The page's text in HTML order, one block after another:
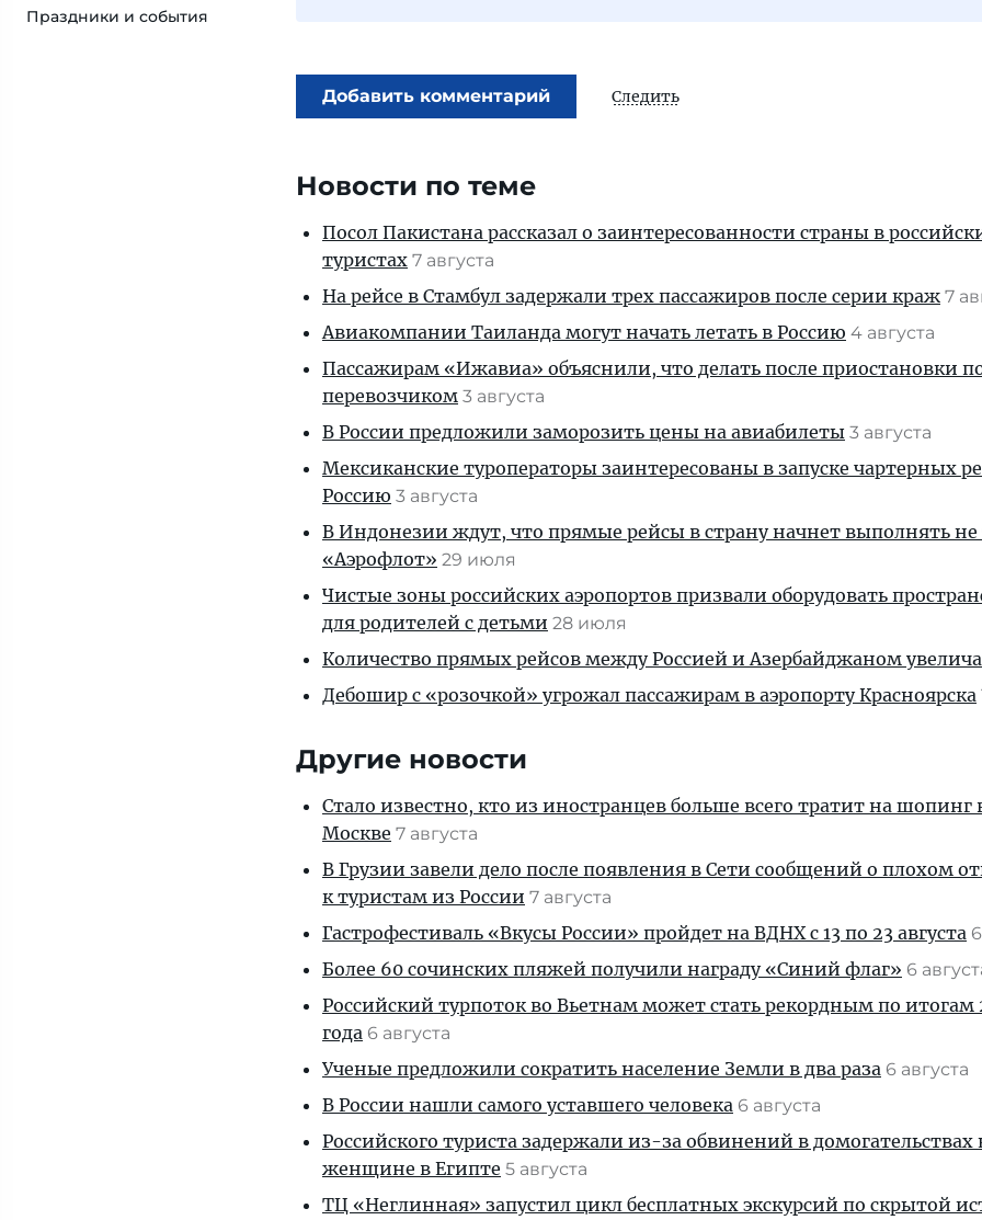
Праздники и события
Добавить комментарий Следить
Новости по теме
Посол Пакистана рассказал о заинтересованности страны в
туристах 7 августа
На рейсе в Стамбул задержали трех пассажиров после серии краж 7
Авиакомпании Таиланда могут начать летать в Россию 4 августа
Пассажирам «Ижавиа» объяснили, что делать после приостановки
перевозчиком 3 августа
В России предложили заморозить цены на авиабилеты 3 августа
Мексиканские туроператоры заинтересованы в запуске чартерных
Россию 3 августа
В Индонезии ждут, что прямые рейсы в страну начнет выполнять не
«Аэрофлот» 29 июля
Чистые зоны российских аэропортов призвали оборудовать
для родителей с детьми 28 июля
Количество прямых рейсов между Россией и Азербайджаном
Дебошир с «розочкой» угрожал пассажирам в аэропорту Красноярска
Другие новости
Стало известно, кто из иностранцев больше всего тратит на шопинг
Москве 7 августа
В Грузии завели дело после появления в Сети сообщений о плохом
к туристам из России 7 августа
Гастрофестиваль «Вкусы России» пройдет на ВДНХ с 13 по 23 августа
Более 60 сочинских пляжей получили награду «Синий флаг» 6
Российский турпоток во Вьетнам может стать рекордным по итогам
года 6 августа
Ученые предложили сократить население Земли в два раза 6 августа
В России нашли самого уставшего человека 6 августа
Российского туриста задержали из-за обвинений в домогательствах
женщине в Египте 5 августа
ТЦ «Неглинная» запустил цикл бесплатных экскурсий по скрытой